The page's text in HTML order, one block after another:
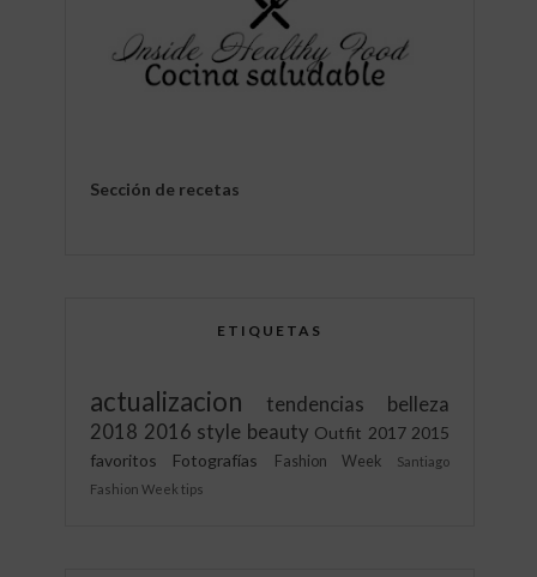
Sección de recetas
ETIQUETAS
actualizacion tendencias
belleza
2018 2016 style beauty Outfit 2017 2015
favoritos
Fotografías Fashion Week
Santiago
Fashion Week tips